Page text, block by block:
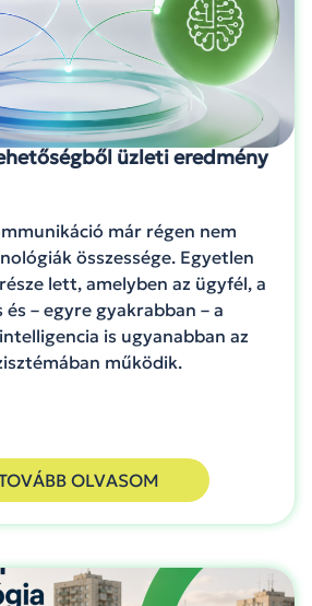
üzleti eredmény
már régen nem
összessége. Egyetlen
lett, amelyben az ügyfél, a
– egyre gyakrabban – a
is ugyanabban az
működik.
OLVASOM